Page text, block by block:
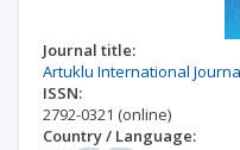
Journal title:
Artuklu International
ISSN:
2792-0321 (online)
Country / Language: